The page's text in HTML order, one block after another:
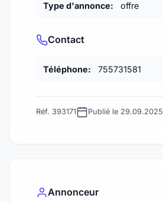
Type d'annonce: offre
Contact
Téléphone: 755731581
Réf. 393171 Publié le 29.09.2025
Annonceur